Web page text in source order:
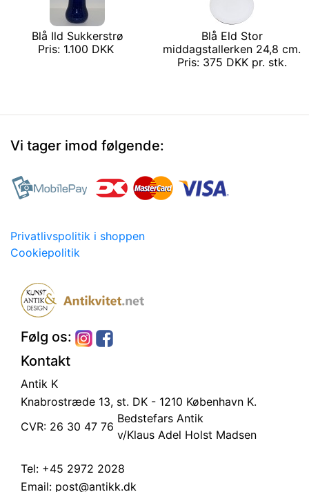
Blå Ild Sukkerstrø
Pris: 1.100 DKK
Blå Eld Stor
middagstallerken 24,8 cm.
Pris: 375 DKK pr. stk.
Vi tager imod følgende:
Privatlivspolitik i shoppen
Cookiepolitik
Følg os:
Kontakt
Antik K
Knabrostræde 13, st. DK - 1210 København K.
CVR: 26 30 47 76
Bedstefars Antik
v/Klaus Adel Holst Madsen
Tel: +45 2972 2028
Email: post@antikk.dk